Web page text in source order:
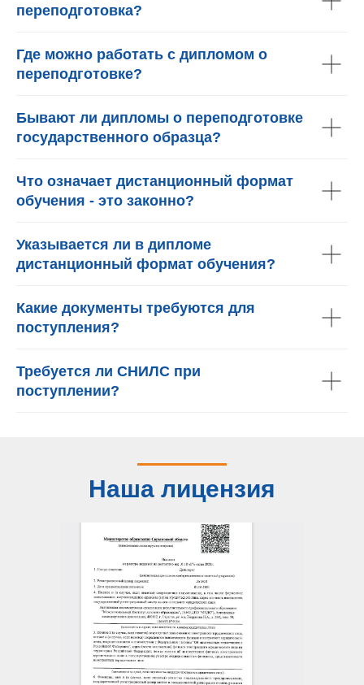
переподготовка?
Где можно работать с дипломом о
переподготовке?
Бывают ли дипломы о переподготовке
государственного образца?
Что означает дистанционный формат
обучения - это законно?
Указывается ли в дипломе
дистанционный формат обучения?
Какие документы требуются для
поступления?
Требуется ли СНИЛС при
поступлении?
Наша лицензия